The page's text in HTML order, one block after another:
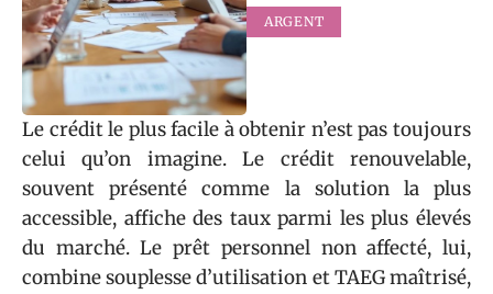
ARGENT
Le crédit le plus facile à obtenir n’est pas toujours
celui qu’on imagine. Le crédit renouvelable,
souvent présenté comme la solution la plus
accessible, affiche des taux parmi les plus élevés
du marché. Le prêt personnel non affecté, lui,
combine souplesse d’utilisation et TAEG maîtrisé,